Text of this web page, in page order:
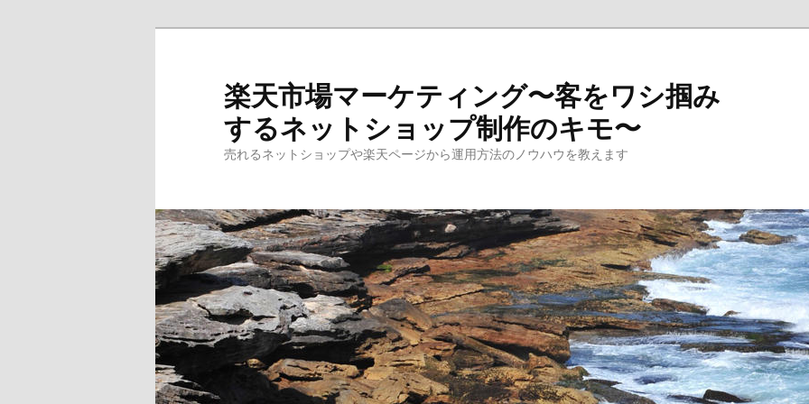
楽天市場マーケティング〜客をワシ掴み
するネットショップ制作のキモ〜
売れるネットショップや楽天ページから運用方法のノウハウを教えます